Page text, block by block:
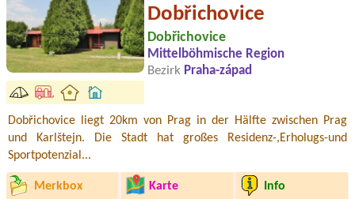
Dobřichovice
Dobřichovice
Mittelböhmische Region
Bezirk Praha-západ
Dobřichovice liegt 20km von Prag in der Hälfte zwischen Prag
und Karlštejn. Die Stadt hat großes Residenz-,Erholugs-und
Sportpotenzial...
Merkbox Karte Info